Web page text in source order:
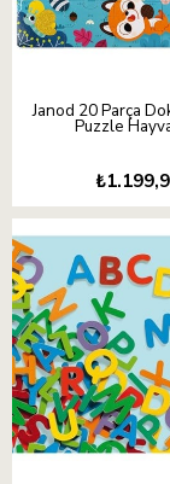
Janod 20 Parça
Puzzle